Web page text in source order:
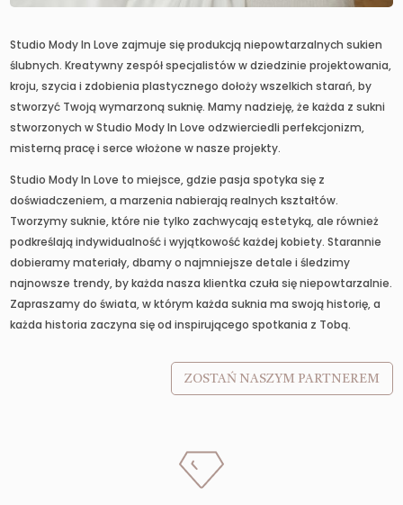
Studio Mody In Love zajmuje się produkcją niepowtarzalnych sukien
ślubnych. Kreatywny zespół specjalistów w dziedzinie projektowania,
kroju, szycia i zdobienia plastycznego dołoży wszelkich starań, by
stworzyć Twoją wymarzoną suknię. Mamy nadzieję, że każda z sukni
stworzonych w Studio Mody In Love odzwierciedli perfekcjonizm,
misterną pracę i serce włożone w nasze projekty.
Studio Mody In Love to miejsce, gdzie pasja spotyka się z
doświadczeniem, a marzenia nabierają realnych kształtów.
Tworzymy suknie, które nie tylko zachwycają estetyką, ale również
podkreślają indywidualność i wyjątkowość każdej kobiety. Starannie
dobieramy materiały, dbamy o najmniejsze detale i śledzimy
najnowsze trendy, by każda nasza klientka czuła się niepowtarzalnie.
Zapraszamy do świata, w którym każda suknia ma swoją historię, a
każda historia zaczyna się od inspirującego spotkania z Tobą.
ZOSTAŃ NASZYM PARTNEREM